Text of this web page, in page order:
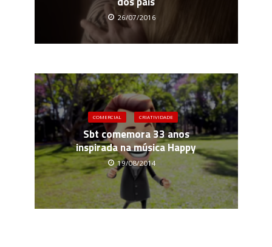
26/07/2016
COMERCIAL CRIATIVIDADE
Sbt comemora 33 anos
inspirada na música Happy
19/08/2014